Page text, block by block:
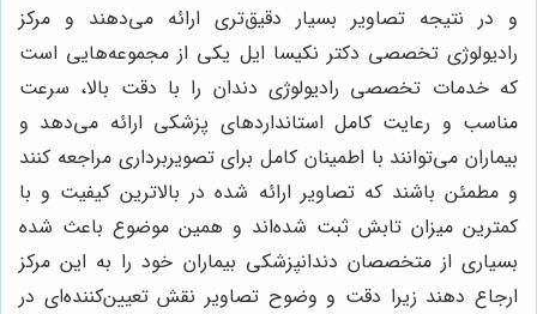
و در نتیجه تصاویر بسیار دقیق‌تری ارائه می‌دهند و مرکز
رادیولوژی تخصصی دکتر نکیسا ایل یکی از مجموعه‌هایی است
که خدمات تخصصی رادیولوژی دندان را با دقت بالا، سرعت
مناسب و رعایت کامل استانداردهای پزشکی ارائه می‌دهد و
بیماران می‌توانند با اطمینان کامل برای تصویربرداری مراجعه کنند
و مطمئن باشند که تصاویر ارائه شده در بالاترین کیفیت و با
کمترین میزان تابش ثبت شده‌اند و همین موضوع باعث شده
بسیاری از متخصصان دندانپزشکی بیماران خود را به این مرکز
ارجاع دهند زیرا دقت و وضوح تصاویر نقش تعیین‌کننده‌ای در